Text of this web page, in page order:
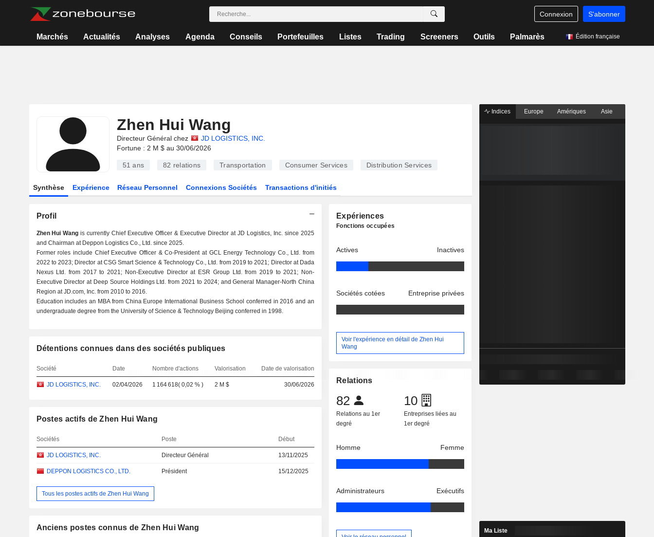
Connexion S'abonner
Marchés Actualités Analyses Agenda Conseils Portefeuilles Listes Trading Screeners Outils Palmarès Édition française
Zhen Hui Wang
Directeur Général chez
JD LOGISTICS, INC.
Fortune : 2 M $ au 30/06/2026
51 ans 82 relations Transportation Consumer Services Distribution Services
Synthèse Expérience Réseau Personnel Connexions Sociétés Transactions d'initiés
Profil
Zhen Hui Wang is currently Chief Executive Officer & Executive Director at JD Logistics, Inc. since 2025
and Chairman at Deppon Logistics Co., Ltd. since 2025.
Former roles include Chief Executive Officer & Co-President at GCL Energy Technology Co., Ltd. from
2022 to 2023; Director at CSG Smart Science & Technology Co., Ltd. from 2019 to 2021; Director at Dada
Nexus Ltd. from 2017 to 2021; Non-Executive Director at ESR Group Ltd. from 2019 to 2021; Non-
Executive Director at Deep Source Holdings Ltd. from 2021 to 2024; and General Manager-North China
Region at JD.com, Inc. from 2010 to 2016.
Education includes an MBA from China Europe International Business School conferred in 2016 and an
undergraduate degree from the University of Science & Technology Beijing conferred in 1998.
Détentions connues dans des sociétés publiques
Société Date Nombre d'actions Valorisation Date de valorisation
JD LOGISTICS, INC. 02/04/2026 1 164 618(0,02 % ) 2 M $ 30/06/2026
Postes actifs de Zhen Hui Wang
Sociétés Poste Début
JD LOGISTICS, INC. Directeur Général 13/11/2025
DEPPON LOGISTICS CO., LTD. Président 15/12/2025
Tous les postes actifs de Zhen Hui Wang
Anciens postes connus de Zhen Hui Wang
Expériences
Fonctions occupées
Actives Inactives
Sociétés cotées Entreprise privées
Voir l'expérience en détail de Zhen Hui
Wang
Relations
82
Relations au 1er
degré
10
Entreprises liées au
1er degré
Homme Femme
Administrateurs Exécutifs
Indices Europe Amériques Asie
Ma Liste